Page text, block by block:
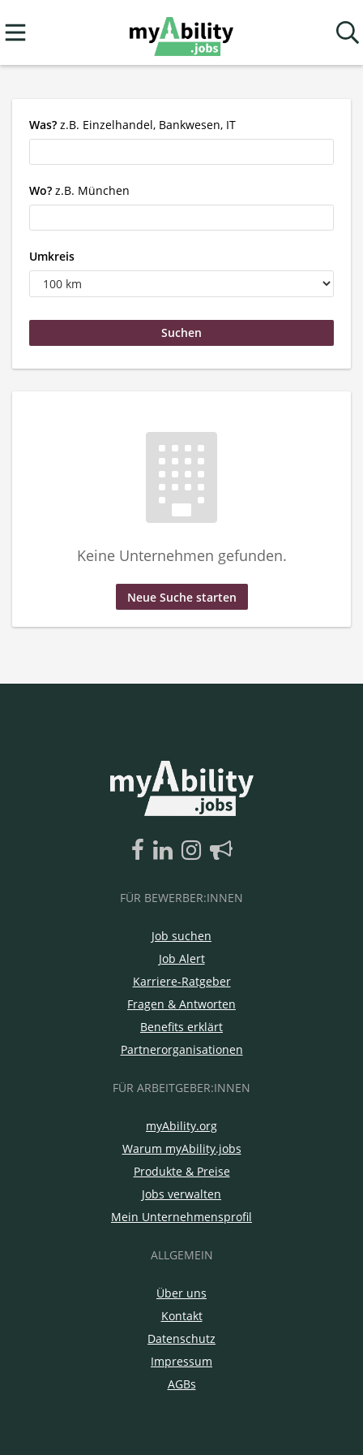
Was? z.B. Einzelhandel, Bankwesen, IT
Wo? z.B. München
Umkreis
Keine Unternehmen gefunden.
Neue Suche starten
FÜR BEWERBER:INNEN
Job suchen
Job Alert
Karriere-Ratgeber
Fragen & Antworten
Benefits erklärt
Partnerorganisationen
FÜR ARBEITGEBER:INNEN
myAbility.org
Warum myAbility.jobs
Produkte & Preise
Jobs verwalten
Mein Unternehmensprofil
ALLGEMEIN
Über uns
Kontakt
Datenschutz
Impressum
AGBs